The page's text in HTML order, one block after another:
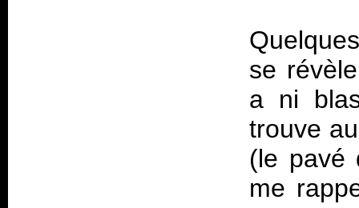
se
a ni
trouve
(le pavé
me